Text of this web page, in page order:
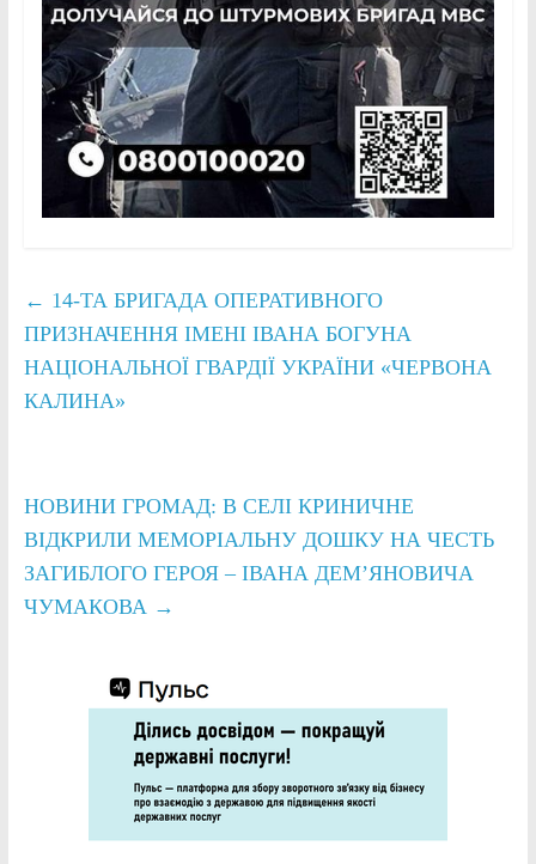
← 14-ТА БРИГАДА ОПЕРАТИВНОГО
ПРИЗНАЧЕННЯ ІМЕНІ ІВАНА БОГУНА
НАЦІОНАЛЬНОЇ ГВАРДІЇ УКРАЇНИ «ЧЕРВОНА
КАЛИНА»
НОВИНИ ГРОМАД: В СЕЛІ КРИНИЧНЕ
ВІДКРИЛИ МЕМОРІАЛЬНУ ДОШКУ НА ЧЕСТЬ
ЗАГИБЛОГО ГЕРОЯ – ІВАНА ДЕМ’ЯНОВИЧА
ЧУМАКОВА →